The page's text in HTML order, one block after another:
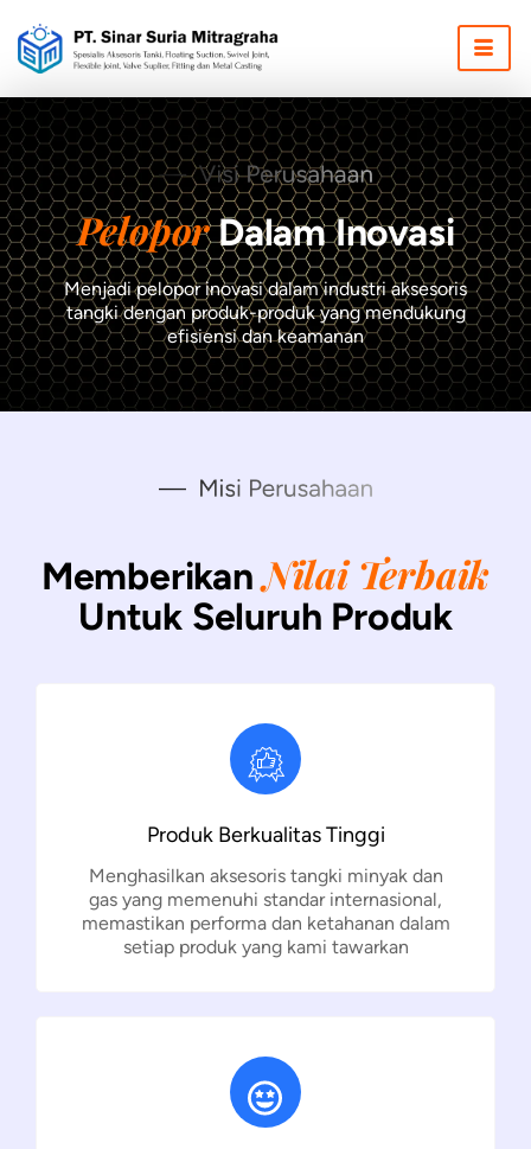
content
PeloporDalam Inovasi
Menjadi pelopor inovasi dalam industri aksesoris
tangki dengan produk-produk yang mendukung
efisiensi dan keamanan
MemberikanNilai Terbaik
Untuk Seluruh Produk
Produk Berkualitas Tinggi
Menghasilkan aksesoris tangki minyak dan
gas yang memenuhi standar internasional,
memastikan performa dan ketahanan dalam
setiap produk yang kami tawarkan